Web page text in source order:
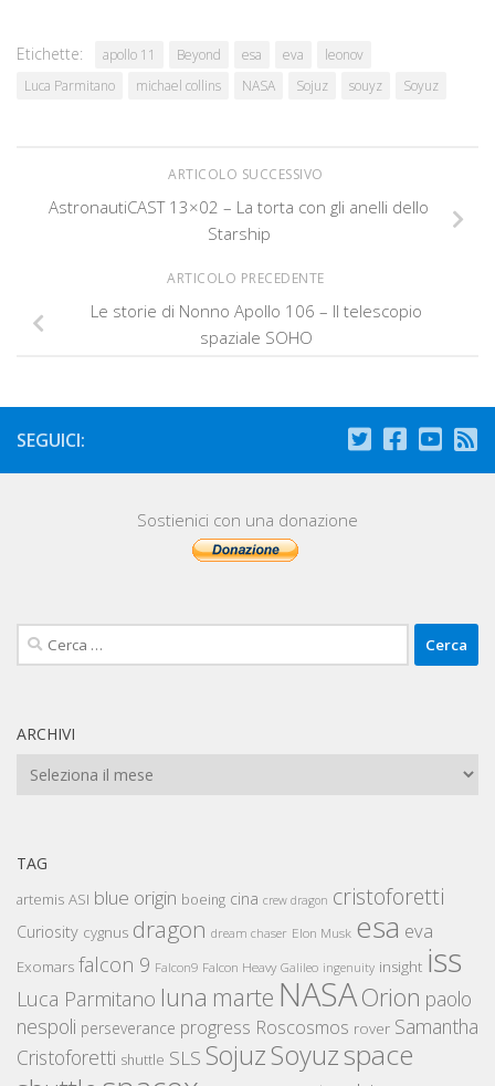
Etichette: apollo 11 Beyond esa eva
leonov
Luca Parmitano
michael collins NASA Sojuz souyz Soyuz
ARTICOLO SUCCESSIVO
AstronautiCAST 13×02 – La torta con gli anelli dello
Starship
ARTICOLO PRECEDENTE
Le storie di Nonno Apollo 106 – Il telescopio
spaziale SOHO
SEGUICI:
Sostienici con una donazione
Ricerca
per:
ARCHIVI
Archivi
TAG
artemis ASI blue origin boeing cina crew dragon cristoforetti
Curiosity cygnus dragon dream chaser Elon Musk esa eva
Exomars falcon 9 Falcon9 Falcon Heavy Galileo ingenuity insight iss
Luca Parmitano luna marte NASAOrion paolo
nespoli perseverance progress Roscosmos rover Samantha
Cristoforetti shuttle SLS SojuzSoyuzspace